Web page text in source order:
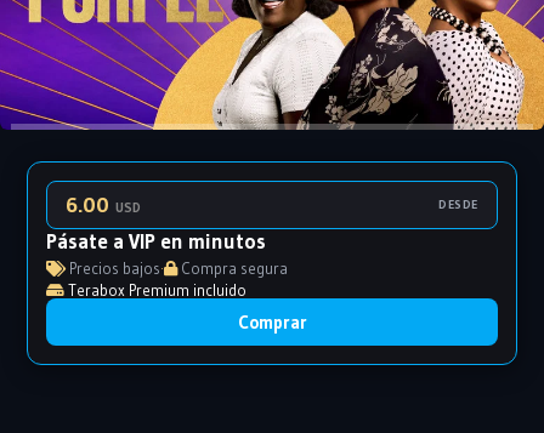
6.00USD DESDE
Pásate a VIP en minutos
Precios bajos·
Compra segura
Terabox Premium incluido
Comprar